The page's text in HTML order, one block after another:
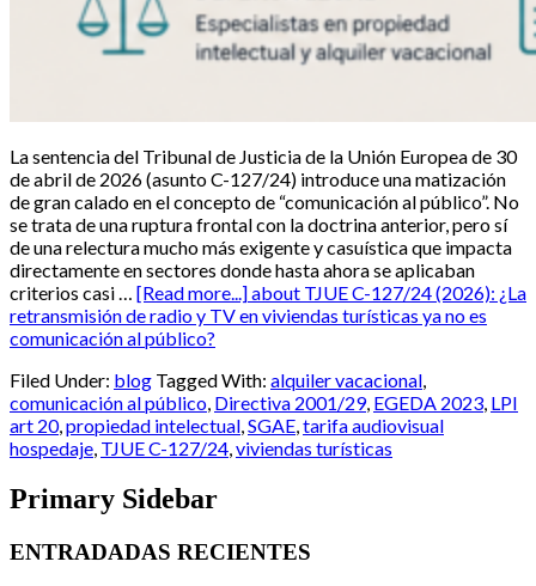
La sentencia del Tribunal de Justicia de la Unión Europea de 30
de abril de 2026 (asunto C-127/24) introduce una matización
de gran calado en el concepto de “comunicación al público”. No
se trata de una ruptura frontal con la doctrina anterior, pero sí
de una relectura mucho más exigente y casuística que impacta
directamente en sectores donde hasta ahora se aplicaban
criterios casi … [Read more...]about TJUE C-127/24 (2026): ¿La
retransmisión de radio y TV en viviendas turísticas ya no es
comunicación al público?
Filed Under: blog Tagged With: alquiler vacacional
comunicación al público Directiva 2001/29, EGEDA 2023 LPI
art 20, propiedad intelectual SGAE tarifa audiovisual
hospedaje TJUE C-127/24 viviendas turísticas
Primary Sidebar
ENTRADADAS RECIENTES